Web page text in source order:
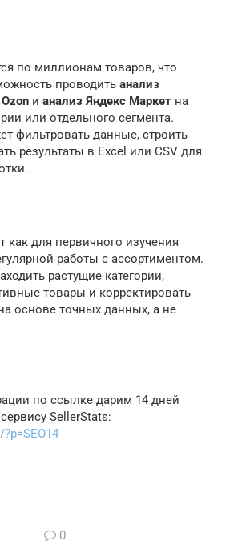
по миллионам товаров, что
проводить анализ
и анализ Яндекс Маркет на
или отдельного сегмента.
фильтровать данные, строить
результаты в Excel или CSV для
как для первичного изучения
работы с ассортиментом.
растущие категории,
товары и корректировать
основе точных данных, а не
по ссылке дарим 14 дней
SellerStats:
0